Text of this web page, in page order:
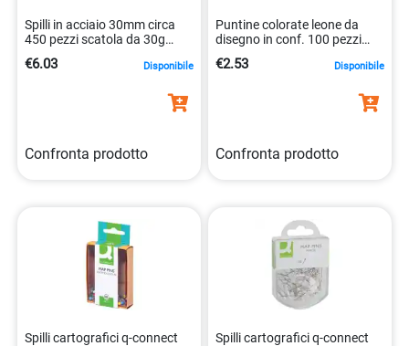
Spilli in acciaio 30mm circa
450 pezzi scatola da 30g
€6.03 Disponibile
Confronta prodotto
Puntine colorate leone da
disegno in conf. 100 pezzi
€2.53 Disponibile
Confronta prodotto
Spilli cartografici q-connect
Spilli cartografici q-connect